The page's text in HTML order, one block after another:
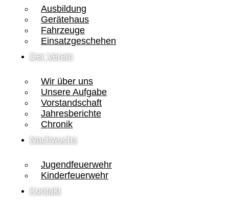
Ausbildung
Gerätehaus
Fahrzeuge
Einsatzgeschehen
Der Verein
Wir über uns
Unsere Aufgabe
Vorstandschaft
Jahresberichte
Chronik
Nachwuchs
Jugendfeuerwehr
Kinderfeuerwehr
Kontakt